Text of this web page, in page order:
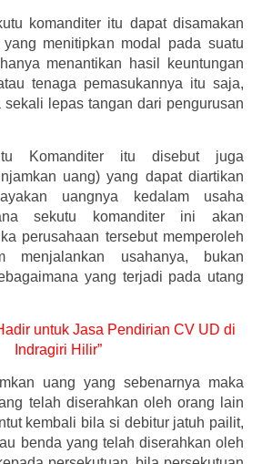
komanditer itu dapat disamakan
menitipkan modal pada suatu
menantikan hasil keuntungan
tenaga pemasukannya itu saja,
lepas tangan dari pengurusan
Komanditer itu disebut juga
uang) yang dapat diartikan
uangnya kedalam usaha
sekutu komanditer ini akan
perusahaan tersebut memperoleh
menjalankan usahanya, bukan
yang terjadi pada utang
untuk Jasa Pendirian CV UD di
Indragiri Hilir”
uang yang sebenarnya maka
telah diserahkan oleh orang lain
kembali bila si debitur jatuh pailit,
benda yang telah diserahkan oleh